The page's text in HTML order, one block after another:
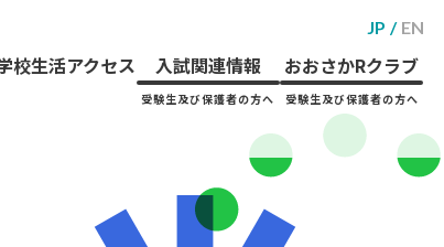
JP EN
校生活アクセス 入試関連情報
受験生及び保護者の方へ
おおさかRクラブ
受験生及び保護者の方へ